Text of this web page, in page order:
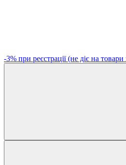
-3% при реєстрації (не діє на